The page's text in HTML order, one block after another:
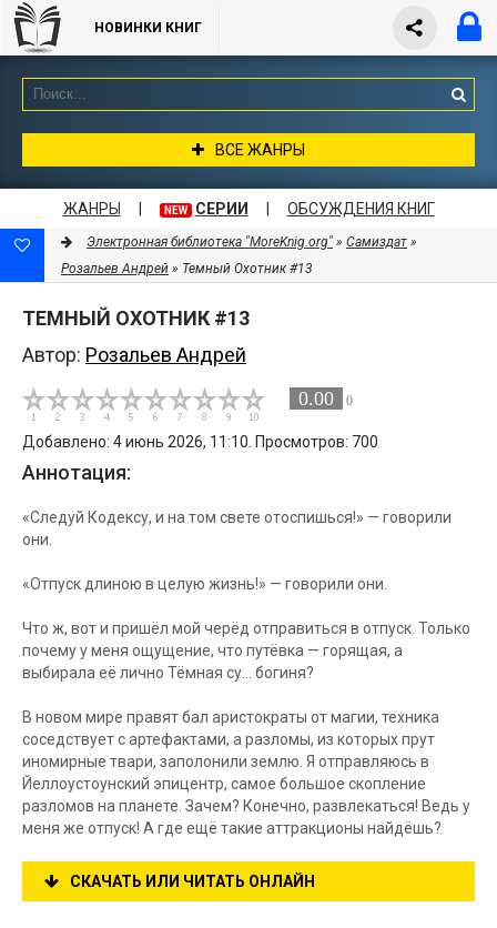
НОВИНКИ КНИГ
ВСЕ ЖАНРЫ
ЖАНРЫ NEW СЕРИИ ОБСУЖДЕНИЯ КНИГ
Электронная библиотека "MoreKnig.org" » Самиздат »
Розальев Андрей » Темный Охотник #13
ТЕМНЫЙ ОХОТНИК #13
Автор: Розальев Андрей
0.00 0
Добавлено: 4 июнь 2026, 11:10. Просмотров: 700
Аннотация:
«Следуй Кодексу, и на том свете отоспишься!» — говорили
они.
«Отпуск длиною в целую жизнь!» — говорили они.
Что ж, вот и пришёл мой черёд отправиться в отпуск. Только
почему у меня ощущение, что путёвка — горящая, а
выбирала её лично Тёмная су... богиня?
В новом мире правят бал аристократы от магии, техника
соседствует с артефактами, а разломы, из которых прут
иномирные твари, заполонили землю. Я отправляюсь в
Йеллоустоунский эпицентр, самое большое скопление
разломов на планете. Зачем? Конечно, развлекаться! Ведь у
меня же отпуск! А где ещё такие аттракционы найдёшь?
СКАЧАТЬ ИЛИ ЧИТАТЬ ОНЛАЙН